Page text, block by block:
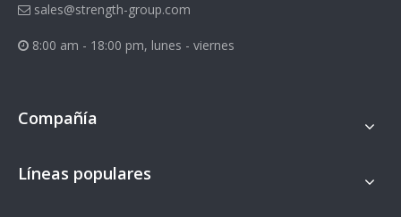
 sales@strength-group.com
 8:00 am - 18:00 pm, lunes - viernes
Compañía
Líneas populares